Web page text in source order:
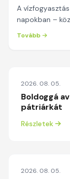
A
napokban –
szerdán a
Tovább
2026. 08. 05.
Boldoggá
pátriárkát
Részletek
2026. 08. 05.